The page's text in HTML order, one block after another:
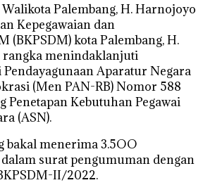
Palembang, H. Harnojoyo
Kepegawaian dan
(BKPSDM) kota Palembang, H.
rangka menindaklanjuti
Aparatur Negara
(Men PAN-RB) Nomor 588
Penetapan Kebutuhan Pegawai
(ASN).
bakal menerima 3.5OO
surat pengumuman dengan
II/2022.